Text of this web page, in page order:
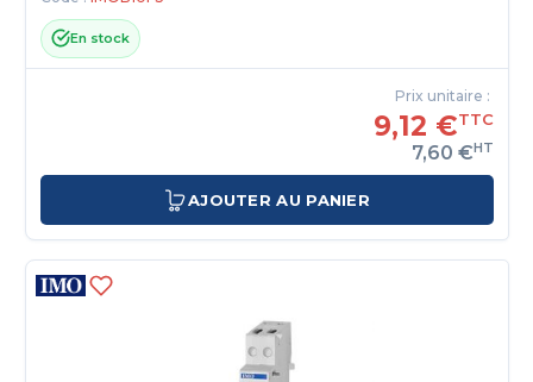
En stock
Prix unitaire :
9,12 €TTC
7,60 €HT
AJOUTER AU PANIER